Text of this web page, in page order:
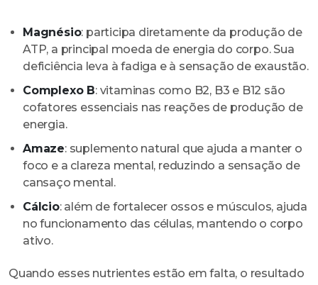
Magnésio: participa diretamente da produção de
ATP, a principal moeda de energia do corpo. Sua
deficiência leva à fadiga e à sensação de exaustão.
Complexo B: vitaminas como B2, B3 e B12 são
cofatores essenciais nas reações de produção de
energia.
Amaze: suplemento natural que ajuda a manter o
foco e a clareza mental, reduzindo a sensação de
cansaço mental.
Cálcio: além de fortalecer ossos e músculos, ajuda
no funcionamento das células, mantendo o corpo
ativo.
Quando esses nutrientes estão em falta, o resultado